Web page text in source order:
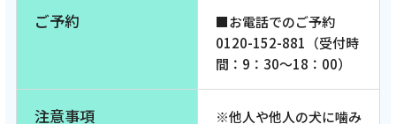
ご予約
■お電話でのご予約
0120-152-881（受付時
間：9：30～18：00）
注意事項
※他人や他人の犬に噛み